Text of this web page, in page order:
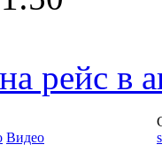
рейс в
Видео